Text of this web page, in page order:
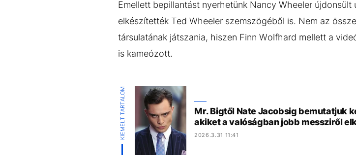
Emellett bepillantást nyerhetünk Nancy Wheeler
elkészítették Ted Wheeler szemszögéből is. Nem az
társulatának játszania, hiszen Finn Wolfhard mellett a
is kameózott.
KIEMELT TARTALOM
Mr. Bigtől Nate Jacobsig bemutatjuk
akiket a valóságban jobb messziről
2026.3.31 11:41